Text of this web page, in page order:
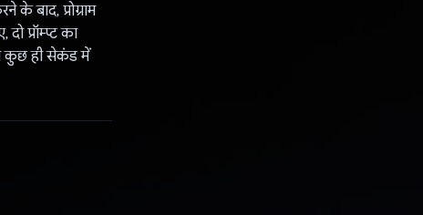
बाद, प्रोग्राम
प्रॉम्प्ट का
कुछ ही सेकंड में